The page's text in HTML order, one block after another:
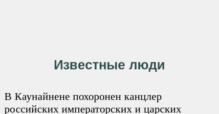
Известные люди
В Каунайнене похоронен канцлер
российских императорских и царских